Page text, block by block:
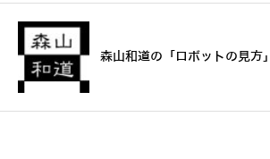
森山和道の「ロボットの見方」